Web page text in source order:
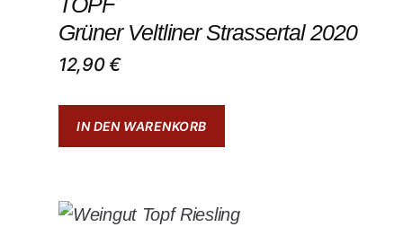
Grüner Veltliner Strassertal 2020
12,90€
IN DEN WARENKORB